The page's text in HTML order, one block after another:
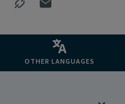
OTHER LANGUAGES